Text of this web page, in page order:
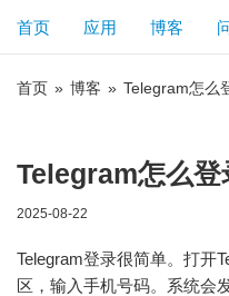
首页 应用 博客
首页 » 博客 » Telegram怎么
Telegram怎么登
2025-08-22
Telegram登录很简单。打开
区，输入手机号码。系统会